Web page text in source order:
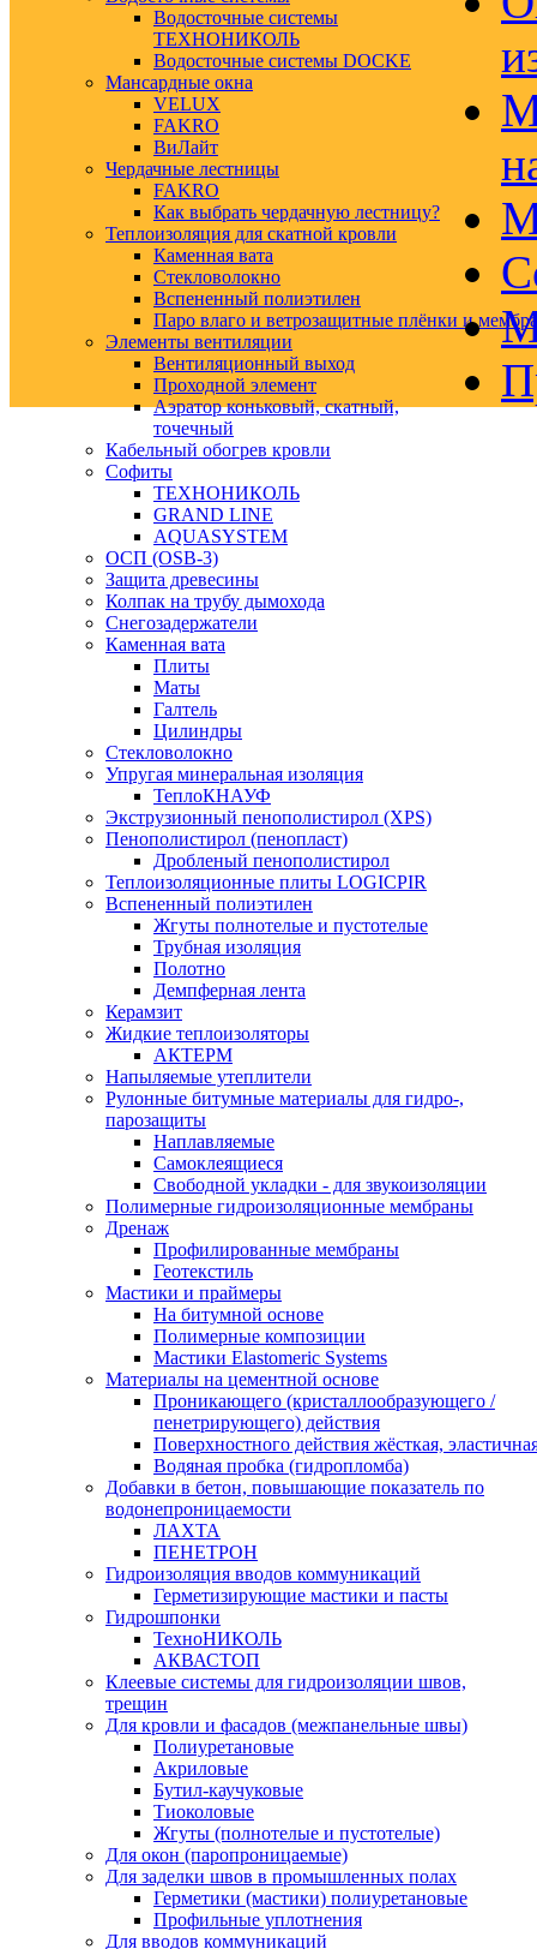
Водосточные системы
ТЕХНОНИКОЛЬ
Водосточные системы DOCKE
Мансардные окна
VELUX
FAKRO
ВиЛайт
Чердачные лестницы
FAKRO
Как выбрать чердачную лестницу?
Теплоизоляция для скатной кровли
Каменная вата
Стекловолокно
Вспененный полиэтилен
Паро влаго и ветрозащитные плёнки и
Элементы вентиляции
Вентиляционный выход
Проходной элемент
Аэратор коньковый, скатный,
точечный
Кабельный обогрев кровли
Софиты
ТЕХНОНИКОЛЬ
GRAND LINE
AQUASYSTEM
ОСП (OSB-3)
Защита древесины
Колпак на трубу дымохода
Снегозадержатели
Каменная вата
Плиты
Маты
Галтель
Цилиндры
Стекловолокно
Упругая минеральная изоляция
ТеплоКНАУФ
Экструзионный пенополистирол (XPS)
Пенополистирол (пенопласт)
Дробленый пенополистирол
Теплоизоляционные плиты LOGICPIR
Вспененный полиэтилен
Жгуты полнотелые и пустотелые
Трубная изоляция
Полотно
Демпферная лента
Керамзит
Жидкие теплоизоляторы
АКТЕРМ
Напыляемые утеплители
Рулонные битумные материалы для гидро-,
парозащиты
Наплавляемые
Самоклеящиеся
Свободной укладки - для звукоизоляции
Полимерные гидроизоляционные мембраны
Дренаж
Профилированные мембраны
Геотекстиль
Мастики и праймеры
На битумной основе
Полимерные композиции
Мастики Elastomeric Systems
Материалы на цементной основе
Проникающего (кристаллообразующего /
пенетрирующего) действия
Поверхностного действия жёсткая,
Водяная пробка (гидропломба)
Добавки в бетон, повышающие показатель по
водонепроницаемости
ЛАХТА
ПЕНЕТРОН
Гидроизоляция вводов коммуникаций
Герметизирующие мастики и пасты
Гидрошпонки
ТехноНИКОЛЬ
АКВАСТОП
Клеевые системы для гидроизоляции швов,
трещин
Для кровли и фасадов (межпанельные швы)
Полиуретановые
Акриловые
Бутил-каучуковые
Тиоколовые
Жгуты (полнотелые и пустотелые)
Для окон (паропроницаемые)
Для заделки швов в промышленных полах
Герметики (мастики) полиуретановые
Профильные уплотнения
Для вводов коммуникаций